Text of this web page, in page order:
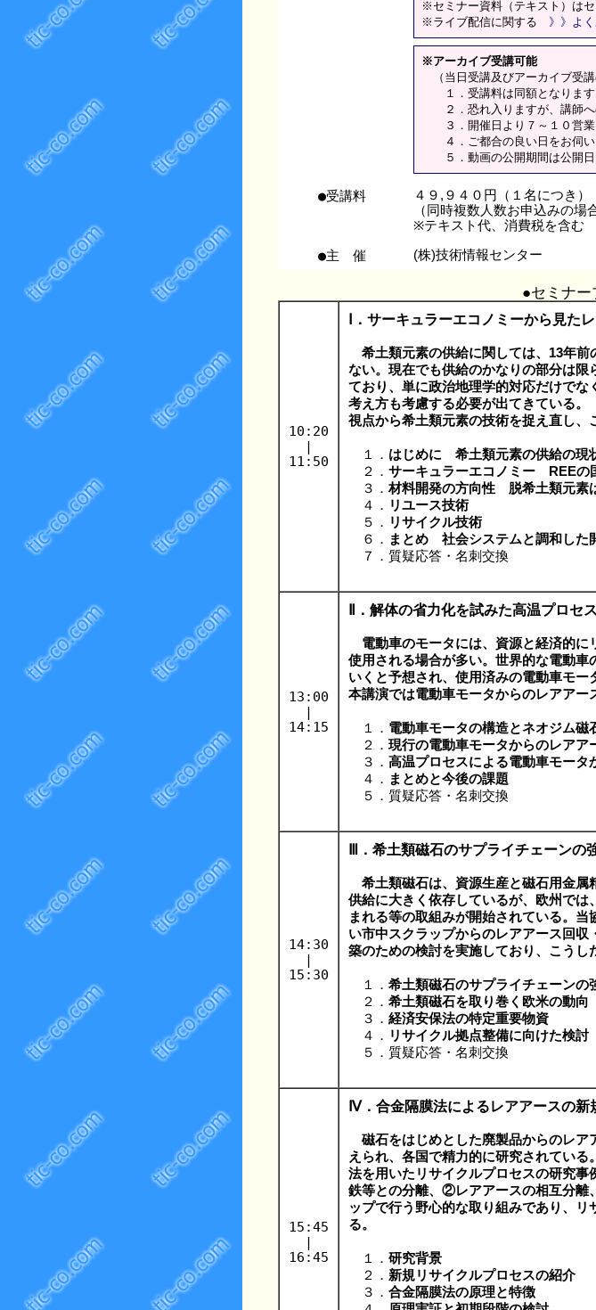
※セミナー資料（テキスト）は
※ライブ配信に関する 》》よく
※アーカイブ受講可能
（当日受講及びアーカイブ受講
１．受講料は同額となります
２．恐れ入りますが、講師へ
３．開催日より７～１０営業
４．ご都合の良い日をお伺い
５．動画の公開期間は公開日
●受講料
４９,９４０円（１名につき）
（同時複数人数お申込みの場
※テキスト代、消費税を含む
●主 催 (株)技術情報センター
●セミナー
10:20
|
11:50
Ⅰ．サーキュラーエコノミーから見た
希土類元素の供給に関しては、13年
ない。現在でも供給のかなりの部分は
ており、単に政治地理学的対応だけで
考え方も考慮する必要が出てきている
視点から希土類元素の技術を捉え直し、
１． はじめに 希土類元素の供給の現
２． サーキュラーエコノミー REEの
３．材料開発の方向性 脱希土類元素
４． リユース技術
５． リサイクル技術
６． まとめ 社会システムと調和した
７．質疑応答・名刺交換
13:00
|
14:15
Ⅱ．解体の省力化を試みた高温プロセ
電動車のモータには、資源と経済的
使用される場合が多い。世界的な電動
いくと予想され、使用済みの電動車モ
本講演では電動車モータからのレアアー
１． 電動車モータの構造とネオジム磁
２． 現行の電動車モータからのレアア
３． 高温プロセスによる電動車モータ
４． まとめと今後の課題
５．質疑応答・名刺交換
14:30
|
15:30
Ⅲ．希土類磁石のサプライチェーンの
希土類磁石は、資源生産と磁石用金
供給に大きく依存しているが、欧州で
まれる等の取組みが開始されている。
い市中スクラップからのレアアース回
築のための検討を実施しており、こうし
１． 希土類磁石のサプライチェーンの
２． 希土類磁石を取り巻く欧米の動向
３． 経済安保法の特定重要物資
４． リサイクル拠点整備に向けた検討
５．質疑応答・名刺交換
15:45
|
16:45
Ⅳ．合金隔膜法によるレアアースの新
磁石をはじめとした廃製品からのレ
えられ、各国で精力的に研究されてい
法を用いたリサイクルプロセスの研究
鉄等との分離、②レアアースの相互分
ップで行う野心的な取り組みであり、
る。
１． 研究背景
２． 新規リサイクルプロセスの紹介
３． 合金隔膜法の原理と特徴